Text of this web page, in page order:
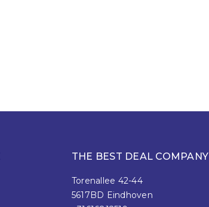
THE BEST DEAL COMPANY
Torenallee 42-44
5617BD Eindhoven